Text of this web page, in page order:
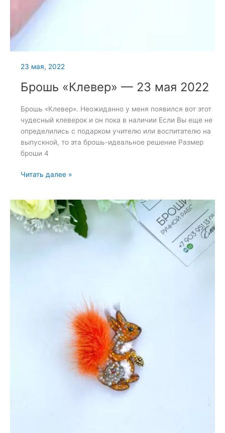
23 мая, 2022
Брошь «Клевер» — 23 мая 2022
Брошь «Клевер». Неожиданно у меня появился вот этот
чудесный клеверок и он пока в наличии Если Вы еще не
определились с подарком учителю или воспитателю на
выпускной, то эта брошь-идеальное решение Размер
броши 4
Брошь
23
мая
2022
Читать далее »